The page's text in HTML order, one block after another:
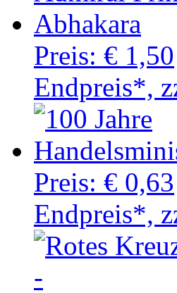
Preis: € 1,50
Endpreis*,
Preis: € 0,63
Endpreis*,